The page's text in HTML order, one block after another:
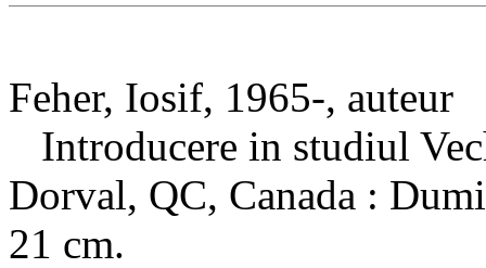
Feher, Iosif, 1965-, auteur
Introducere in studiul
Dorval, QC, Canada :
21 cm.